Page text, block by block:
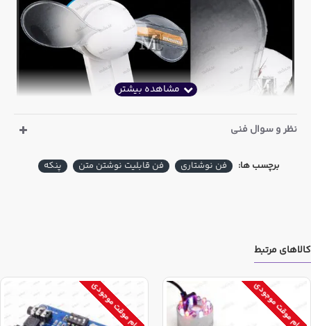
نظر و سوال فنی
برچسب ها: فن نوشتاری فن قابلیت نوشتن متن پنکه
کالاهای مرتبط
اتمام موقت موجودی اتمام موقت موجودی